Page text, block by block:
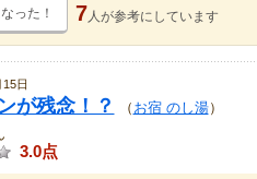
った！ 7 人が参考にしています
日
が残念！？ （ お宿 のし湯）
3.0点